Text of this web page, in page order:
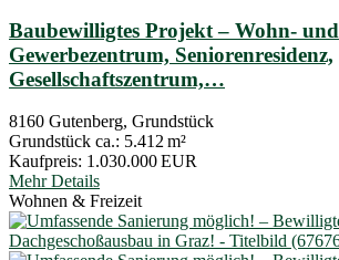
Baubewilligtes Projekt – Wohn- und
Gewerbezentrum, Seniorenresidenz,
Gesellschaftszentrum,…
8160 Gutenberg, Grundstück
Grund­stück ca.: 5.412 m²
Kaufpreis: 1.030.000 EUR
Mehr Details
Wohnen & Freizeit